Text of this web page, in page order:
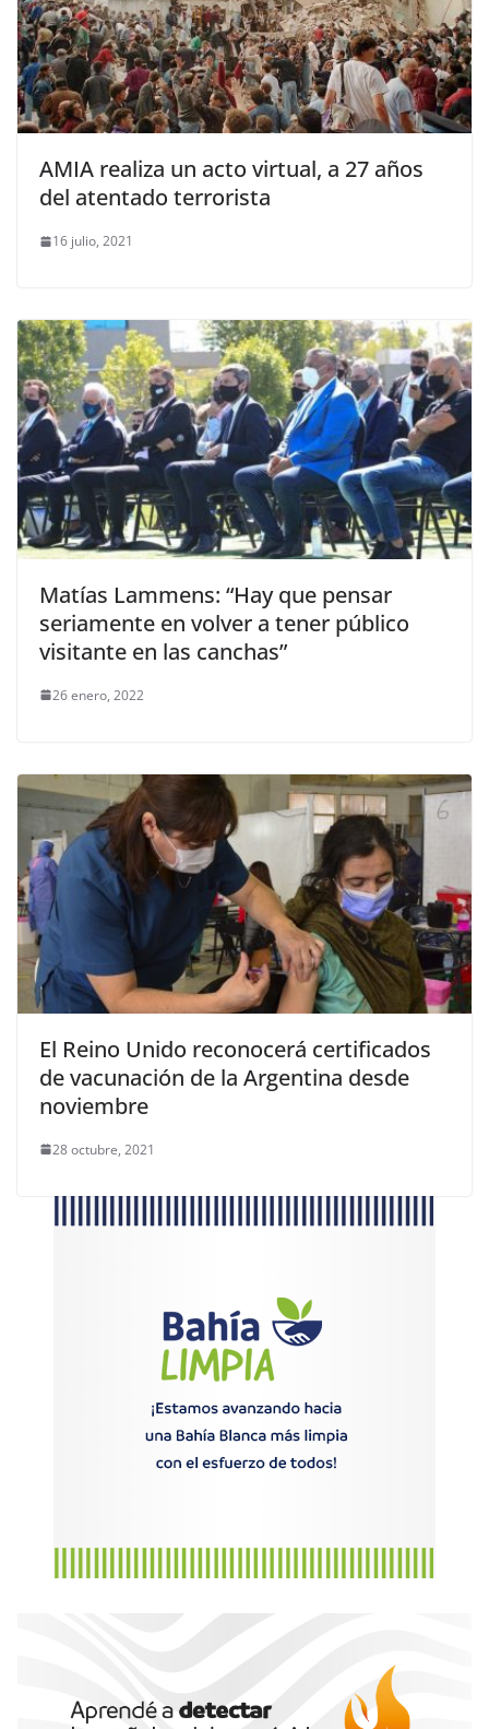
AMIA realiza un acto virtual, a 27 años
del atentado terrorista
16 julio, 2021
Matías Lammens: “Hay que pensar
seriamente en volver a tener público
visitante en las canchas”
26 enero, 2022
El Reino Unido reconocerá certificados
de vacunación de la Argentina desde
noviembre
28 octubre, 2021